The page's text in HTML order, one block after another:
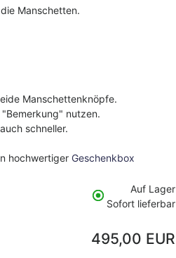
Manschetten.
Manschettenknöpfe.
nutzen.
schneller.
hochwertiger Geschenkbox
Auf Lager
Sofort lieferbar
495,00 EUR